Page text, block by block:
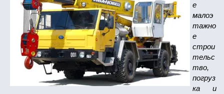
е
малоэ
тажно
е
строи
тельс
тво,
погруз
ка и